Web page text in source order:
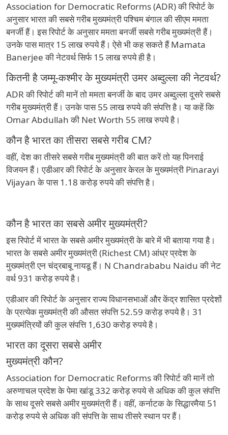
Association for Democratic Reforms (ADR) की रिपोर्ट के
अनुसार भारत की सबसे गरीब मुख्यमंत्री पश्चिम बंगाल की सीएम ममता
बनर्जी हैं। इस रिपोर्ट के अनुसार ममता बनर्जी सबसे गरीब मुख्यमंत्री हैं।
उनके पास मात्र 15 लाख रुपये हैं। ऐसे भी कह सकते हैं Mamata
Banerjee की नेटवर्थ सिर्फ 15 लाख रुपये ही है।
कितनी है जम्मू-कश्मीर के मुख्यमंत्री उमर अब्दुल्ला की नेटवर्थ?
ADR की रिपोर्ट की मानें तो ममता बनर्जी के बाद उमर अब्दुल्ला दूसरे सबसे
गरीब मुख्यमंत्री हैं। उनके पास 55 लाख रुपये की संपत्ति है। या कहें कि
Omar Abdullah की Net Worth 55 लाख रुपये है।
कौन है भारत का तीसरा सबसे गरीब CM?
वहीं, देश का तीसरे सबसे गरीब मुख्यमंत्री की बात करें तो यह पिनराई
विजयन हैं। एडीआर की रिपोर्ट के अनुसार केरल के मुख्यमंत्री Pinarayi
Vijayan के पास 1.18 करोड़ रुपये की संपत्ति है।
कौन है भारत का सबसे अमीर मुख्यमंत्री?
इस रिपोर्ट में भारत के सबसे अमीर मुख्यमंत्री के बारे में भी बताया गया है।
भारत के सबसे अमीर मुख्यमंत्री (Richest CM) आंध्र प्रदेश के
मुख्यमंत्री एन चंद्रबाबू नायडू हैं। N Chandrababu Naidu की नेट
वर्थ 931 करोड़ रुपये है।
एडीआर की रिपोर्ट के अनुसार राज्य विधानसभाओं और केंद्र शासित प्रदेशों
के प्रत्येक मुख्यमंत्री की औसत संपत्ति 52.59 करोड़ रुपये है। 31
मुख्यमंत्रियों की कुल संपत्ति 1,630 करोड़ रुपये है।
भारत का दूसरा सबसे अमीर
मुख्यमंत्री कौन?
Association for Democratic Reforms की रिपोर्ट की मानें तो
अरुणाचल प्रदेश के पेमा खांडू 332 करोड़ रुपये से अधिक की कुल संपत्ति
के साथ दूसरे सबसे अमीर मुख्यमंत्री हैं। वहीं, कर्नाटक के सिद्धारमैया 51
करोड़ रुपये से अधिक की संपत्ति के साथ तीसरे स्थान पर हैं।